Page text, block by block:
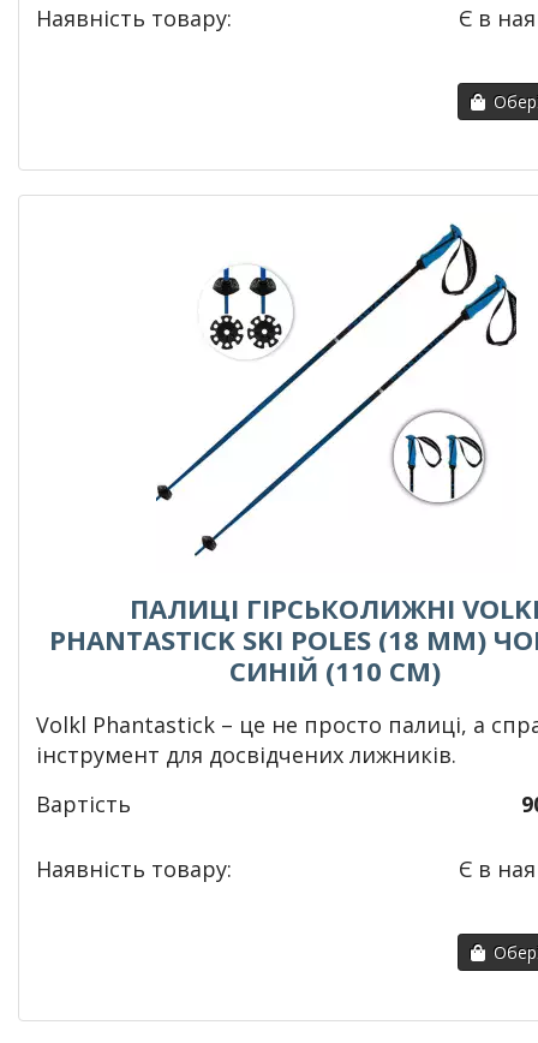
Наявність товару: Є в
ПАЛИЦІ ГІРСЬКОЛИЖНІ
PHANTASTICK SKI POLES (18 MM)
СИНІЙ (110 СМ)
Volkl Phantastick – це не просто палиці, а
інструмент для досвідчених лижників.
Вартість
Наявність товару: Є в